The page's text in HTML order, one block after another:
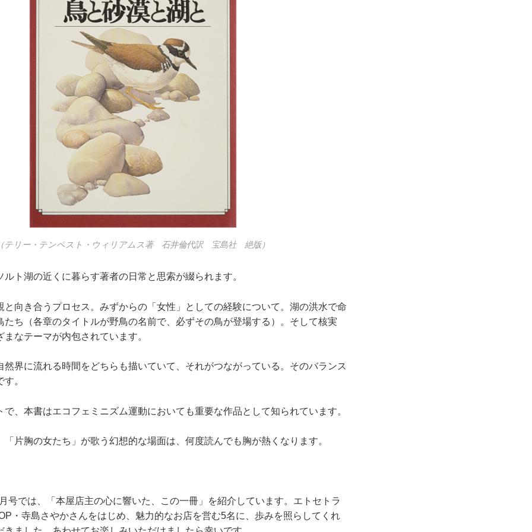
テリー・テンペスト・ウィリアムス著 石井倫代訳 宝島社 絶版）
ト湖の近くに暮らす著者の日常と思索が綴られます。
と向き合うプロセス。みずからの「女性」としての経験について。湖の洪水で命
たち（各章のタイトルが野鳥の名前で、必ずその鳥が登場する）。そして核実
なテーマが内包されています。
然界に流れる時間をどちらも描いていて、それがつながっている。そのバランス
。
で、本書はエコフェミニズム運動においても重要な作品として知られています。
「片胸の女たち」が歌う幻想的な場面は、何度読んでも胸が熱くなります。
号では、「本屋店主の心に響いた、この一冊」を紹介しています。エトセトラ
・寺島さやかさんをはじめ、魅力的なお店を営む5名に、歩みを照らしてくれ